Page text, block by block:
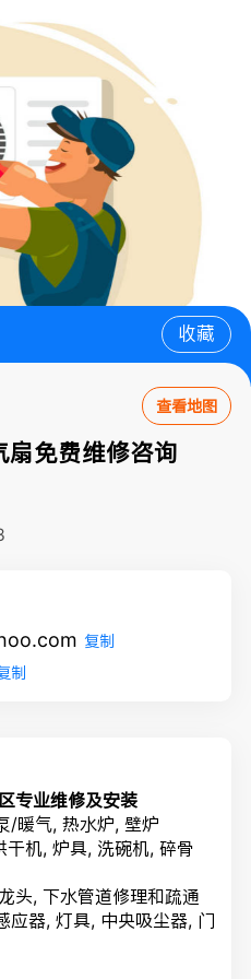
收藏
查看地图
扇免费维修咨询
复制
制
专业维修及安装
/暖气, 热水炉, 壁炉
机, 炉具, 洗碗机, 碎骨
头, 下水管道修理和疏通
应器, 灯具, 中央吸尘器, 门